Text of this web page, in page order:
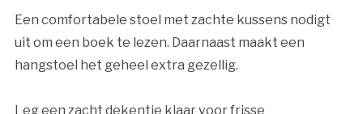
Een comfortabele stoel met zachte kussens nodigt
uit om een boek te lezen. Daarnaast maakt een
hangstoel het geheel extra gezellig.
Leg een zacht dekentje klaar voor frisse